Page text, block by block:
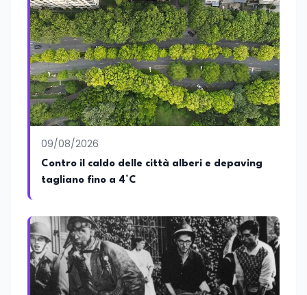
09/08/2026
Contro il caldo delle città alberi e depaving
tagliano fino a 4°C